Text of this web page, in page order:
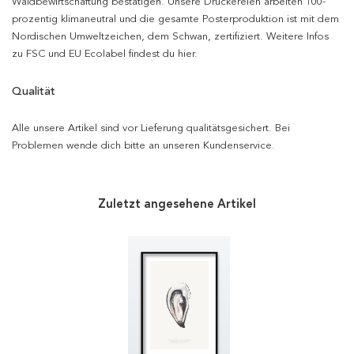
prozentig klimaneutral und die gesamte Posterproduktion ist mit dem
Nordischen Umweltzeichen, dem Schwan, zertifiziert. Weitere Infos
zu FSC und EU Ecolabel findest du hier.
Qualität
Alle unsere Artikel sind vor Lieferung qualitätsgesichert. Bei
Problemen wende dich bitte an unseren Kundenservice.
Zuletzt angesehene Artikel